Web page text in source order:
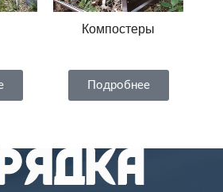
Компостеры
Подробнее